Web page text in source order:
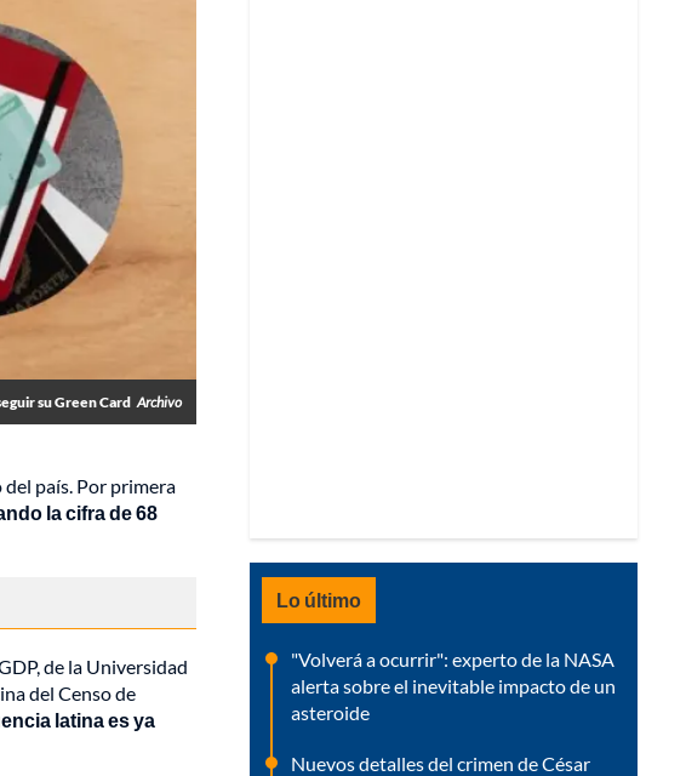
su Green Card Archivo
país. Por primera
la cifra de68
de la Universidad
del Censo de
latina es ya
Lo último
"Volverá a ocurrir": experto de la NASA
alerta sobre el inevitable impacto de un
asteroide
Nuevos detalles del crimen de César